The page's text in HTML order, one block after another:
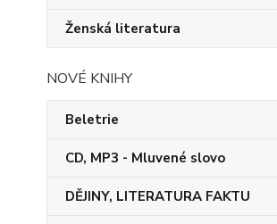
Ženská literatura
NOVÉ KNIHY
Beletrie
CD, MP3 - Mluvené slovo
DĚJINY, LITERATURA FAKTU